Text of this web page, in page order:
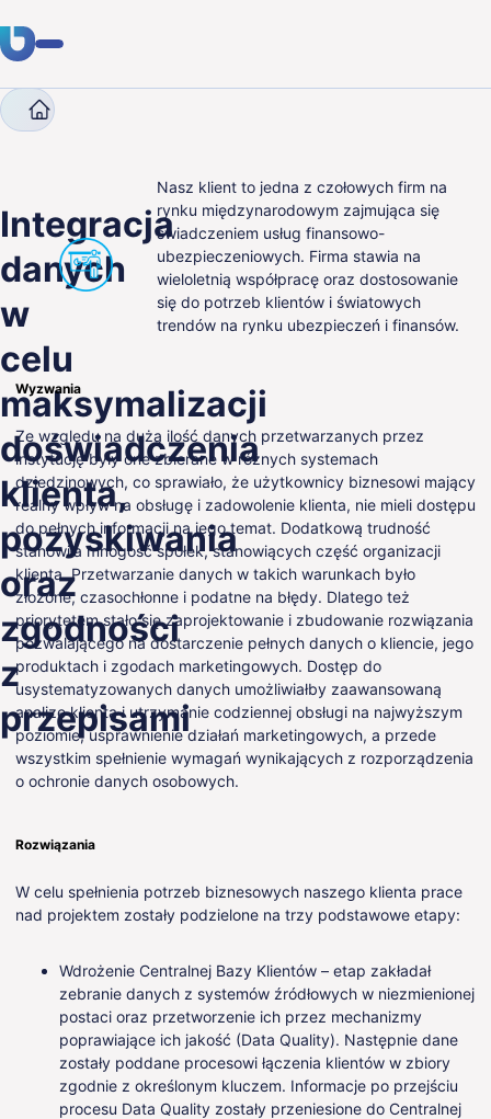
Usługi
Branże
O nas
Blog
Skontaktuj się
PL
Integracja
danych
w
celu
maksymalizacji
doświadczenia
klienta,
pozyskiwania
oraz
zgodności
z
przepisami
Nasz klient to jedna z czołowych firm na
rynku międzynarodowym zajmująca się
świadczeniem usług finansowo-
ubezpieczeniowych. Firma stawia na
wieloletnią współpracę oraz dostosowanie
się do potrzeb klientów i światowych
trendów na rynku ubezpieczeń i finansów.
Wyzwania
Ze względu na dużą ilość danych przetwarzanych przez
instytucję były one zbierane w różnych systemach
dziedzinowych, co sprawiało, że użytkownicy biznesowi mający
realny wpływ na obsługę i zadowolenie klienta, nie mieli dostępu
do pełnych informacji na jego temat. Dodatkową trudność
stanowiła mnogość spółek, stanowiących część organizacji
klienta. Przetwarzanie danych w takich warunkach było
złożone, czasochłonne i podatne na błędy. Dlatego też
priorytetem stało się zaprojektowanie i zbudowanie rozwiązania
pozwalającego na dostarczenie pełnych danych o kliencie, jego
produktach i zgodach marketingowych. Dostęp do
usystematyzowanych danych umożliwiałby zaawansowaną
analizę klienta i utrzymanie codziennej obsługi na najwyższym
poziomie, usprawnienie działań marketingowych, a przede
wszystkim spełnienie wymagań wynikających z rozporządzenia
o ochronie danych osobowych.
Rozwiązania
W celu spełnienia potrzeb biznesowych naszego klienta prace
nad projektem zostały podzielone na trzy podstawowe etapy:
Wdrożenie Centralnej Bazy Klientów – etap zakładał
zebranie danych z systemów źródłowych w niezmienionej
postaci oraz przetworzenie ich przez mechanizmy
poprawiające ich jakość (Data Quality). Następnie dane
zostały poddane procesowi łączenia klientów w zbiory
zgodnie z określonym kluczem. Informacje po przejściu
procesu Data Quality zostały przeniesione do Centralnej